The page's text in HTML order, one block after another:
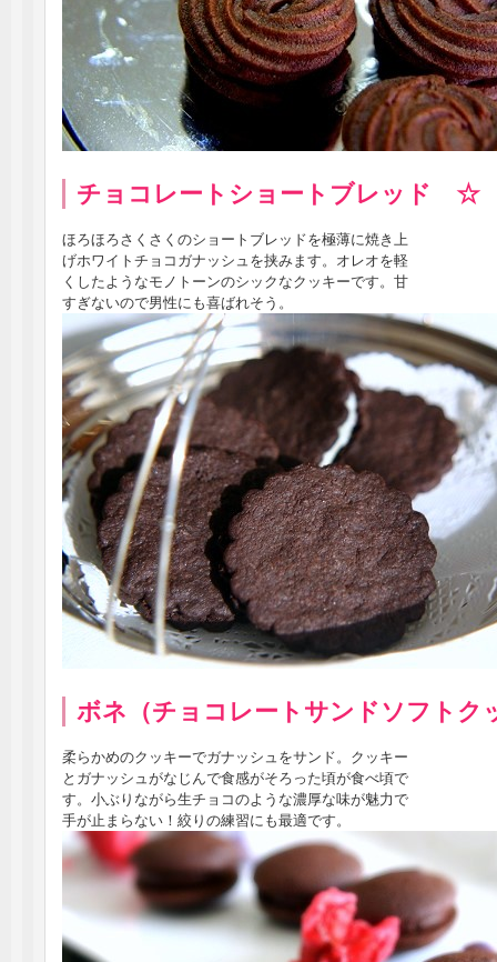
チョコレートショートブレッド ☆
ほろほろさくさくのショートブレッドを極薄に焼き上
げホワイトチョコガナッシュを挟みます。オレオを軽
くしたようなモノトーンのシックなクッキーです。甘
すぎないので男性にも喜ばれそう。
ボネ（チョコレートサンドソフト
柔らかめのクッキーでガナッシュをサンド。クッキー
とガナッシュがなじんで食感がそろった頃が食べ頃で
す。小ぶりながら生チョコのような濃厚な味が魅力で
手が止まらない！絞りの練習にも最適です。